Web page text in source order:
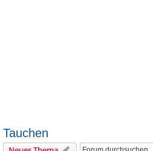
Tauchen